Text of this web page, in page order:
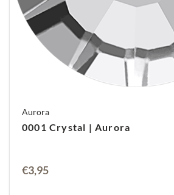
Aurora
0001 Crystal | Aurora
€3,95